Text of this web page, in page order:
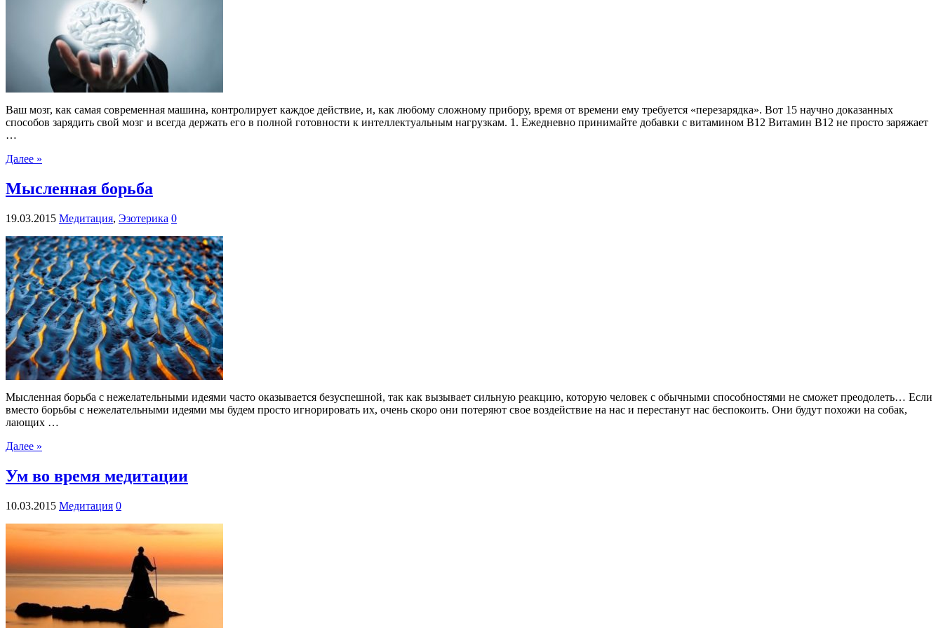
Ваш мозг, как самая современная машина, контролирует каждое действие, и, как любому сложному прибору, время от времени ему требуется «перезарядка». Вот 15 научно доказанных
способов зарядить свой мозг и всегда держать его в полной готовности к интеллектуальным нагрузкам. 1. Ежедневно принимайте добавки с витамином B12 Витамин B12 не просто заряжает
…
Далее »
Мысленная борьба
19.03.2015 Медитация, Эзотерика 0
Мысленная борьба с нежелательными идеями часто оказывается безуспешной, так как вызывает сильную реакцию, которую человек с обычными способностями не сможет преодолеть… Если
вместо борьбы с нежелательными идеями мы будем просто игнорировать их, очень скоро они потеряют свое воздействие на нас и перестанут нас беспокоить. Они будут похожи на собак,
лающих …
Далее »
Ум во время медитации
10.03.2015 Медитация 0